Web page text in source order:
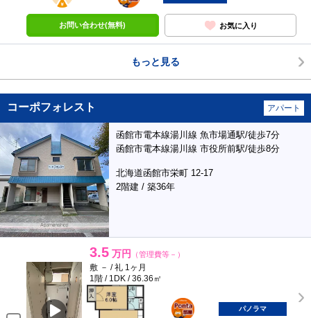
お問い合わせ(無料) お気に入り
もっと見る
コーポフォレスト アパート
函館市電本線湯川線 魚市場通駅/徒歩7分
函館市電本線湯川線 市役所前駅/徒歩8分
北海道函館市栄町 12-17
2階建 / 築36年
3.5 万円 （管理費等－）
敷 － / 礼 1ヶ月
1階 / 1DK / 36.36㎡
ポンタ
部屋
パノラマ